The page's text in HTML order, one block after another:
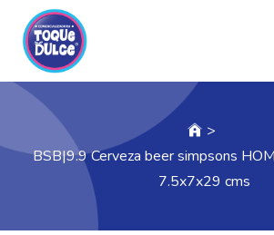
>
BSB|9.9 Cerveza beer simpsons
7.5x7x29 cms